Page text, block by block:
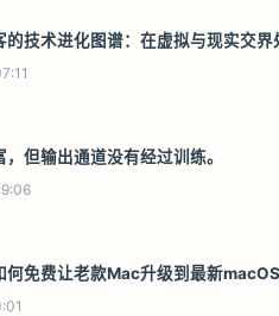
的技术进化图谱：在虚拟与现实交界
但输出通道没有经过训练。
何免费让老款Mac升级到最新